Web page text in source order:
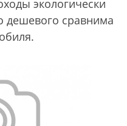
экологически
дешевого сравнима